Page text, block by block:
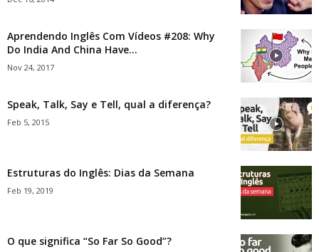
Aprendendo Inglês Com Vídeos #208: Why
Do India And China Have...
Nov 24, 2017
Speak, Talk, Say e Tell, qual a diferença?
Feb 5, 2015
Estruturas do Inglês: Dias da Semana
Feb 19, 2019
O que significa “So Far So Good”?